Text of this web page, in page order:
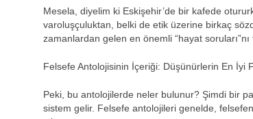
Mesela, diyelim ki Eskişehir’de bir kafede
varoluşçuluktan, belki de etik üzerine birkaç
zamanlardan gelen en önemli “hayat
Felsefe Antolojisinin İçeriği: Düşünürlerin En İyi
Peki, bu antolojilerde neler bulunur? Şimdi bir
sistem gelir. Felsefe antolojileri genelde,